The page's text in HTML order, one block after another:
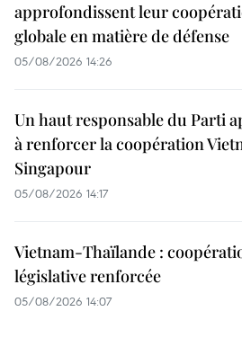
approfondissent leur
globale en matière de défense
05/08/2026 14:26
Un haut responsable du Parti
à renforcer la coopération
Singapour
05/08/2026 14:17
Vietnam-Thaïlande :
législative renforcée
05/08/2026 14:07